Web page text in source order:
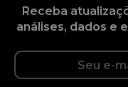
Receba
análises, dados e